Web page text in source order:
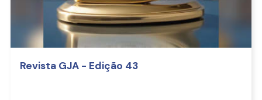
Revista GJA - Edição 43